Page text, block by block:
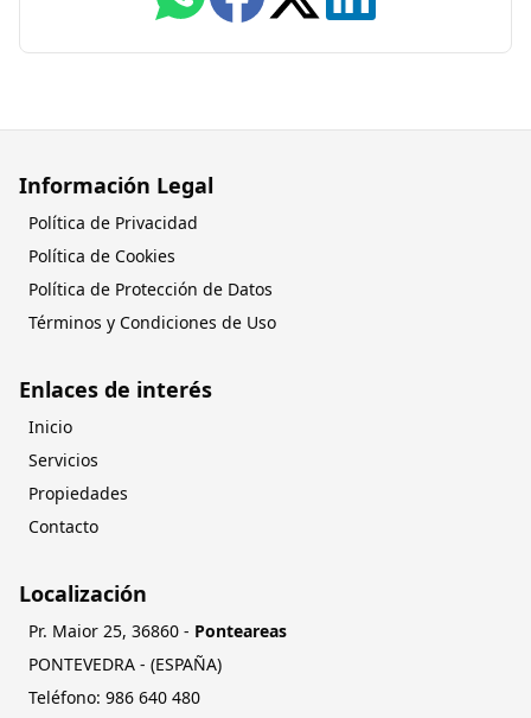
Información Legal
Política de Privacidad
Política de Cookies
Política de Protección de Datos
Términos y Condiciones de Uso
Enlaces de interés
Inicio
Servicios
Propiedades
Contacto
Localización
Pr. Maior 25, 36860 - Ponteareas
PONTEVEDRA - (ESPAÑA)
Teléfono: 084 046 689